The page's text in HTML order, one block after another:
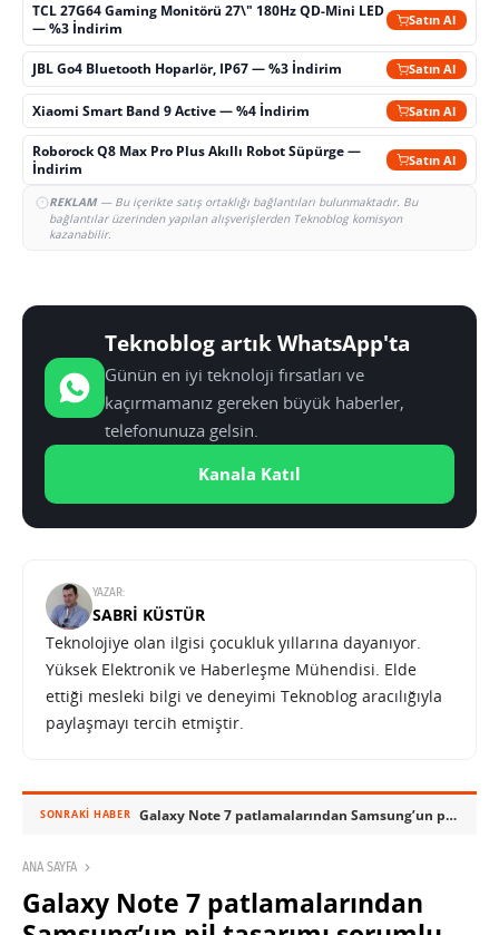
TCL 27G64 Gaming Monitörü 27\" 180Hz QD-Mini LED
— %3 İndirim
Satın Al
JBL Go4 Bluetooth Hoparlör, IP67 — %3 İndirim Satın Al
Xiaomi Smart Band 9 Active — %4 İndirim Satın Al
Roborock Q8 Max Pro Plus Akıllı Robot Süpürge —
İndirim
Satın Al
REKLAM— Bu içerikte satış ortaklığı bağlantıları bulunmaktadır. Bu
bağlantılar üzerinden yapılan alışverişlerden Teknoblog komisyon
kazanabilir.
Teknoblog artık WhatsApp'ta
Günün en iyi teknoloji fırsatları ve
kaçırmamanız gereken büyük haberler,
telefonunuza gelsin.
Kanala Katıl
YAZAR:
SABRI KÜSTÜR
Teknolojiye olan ilgisi çocukluk yıllarına dayanıyor.
Yüksek Elektronik ve Haberleşme Mühendisi. Elde
ettiği mesleki bilgi ve deneyimi Teknoblog aracılığıyla
paylaşmayı tercih etmiştir.
SONRAKI HABER Galaxy Note 7 patlamalarından Samsung’un pil tasarımı sorumlu tutuluyor
ANA SAYFA
Galaxy Note 7 patlamalarından